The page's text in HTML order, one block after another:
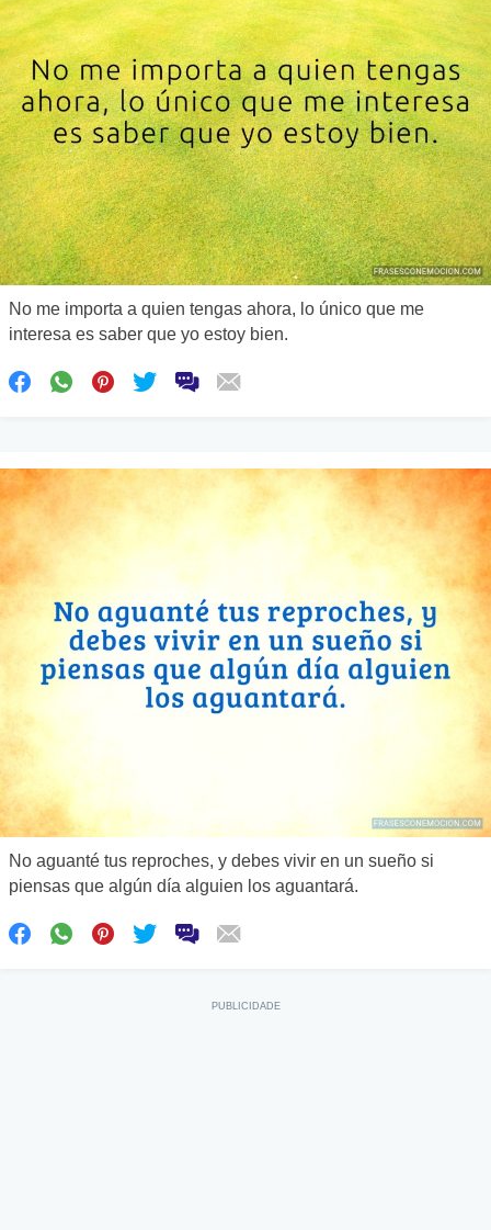
No me importa a quien tengas ahora, lo único que me
interesa es saber que yo estoy bien.
No aguanté tus reproches, y debes vivir en un sueño si
piensas que algún día alguien los aguantará.